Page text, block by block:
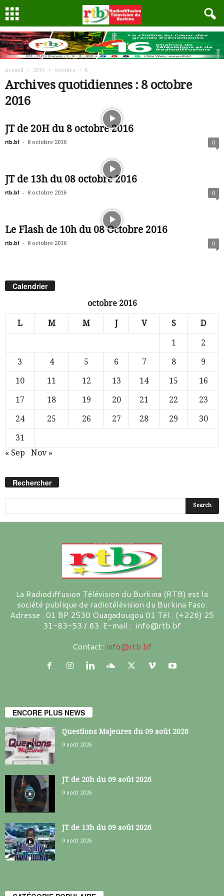
Accueil 2016 octobre 8
Archives quotidiennes : 8 octobre
2016
JT de 20H du 8 octobre 2016
rtb.bf - 8 octobre 2016 0
JT de 13h du 08 octobre 2016
rtb.bf - 8 octobre 2016 0
Le Flash de 10h du 08 Octobre 2016
rtb.bf - 8 octobre 2016 0
Calendrier
octobre 2016
L M M J V S D
1
2
3
4 5 6 7 8
9
10
11 12 13 14 15
16
17
18 19 20 21 22
23
24
25 26 27 28 29
30
31
« Sep
Nov »
Rechercher
La Radiodiffusion Télévision du Burkina (RTB) est la
société publique de radiotélévision du Burkina Faso.
Adresse : 01 BP 2530 Ouagadougou 01 Tél : (+226) 25
31-83-53 / 63 E-mail : info@rtb.bf
Contact: info@rtb.bf
ENCORE PLUS NEWS
Questions Majeures du 09 août 2026
9 août 2026
JT de 20h du 09 août 2026
9 août 2026
JT de 13h du 09 août 2026
9 août 2026